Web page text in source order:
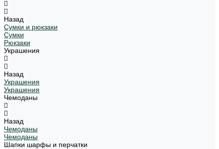
Назад
Сумки и рюкзаки
Сумки
Рюкзаки
Украшения
Назад
Украшения
Украшения
Чемоданы
Назад
Чемоданы
Чемоданы
Шапки шарфы и перчатки